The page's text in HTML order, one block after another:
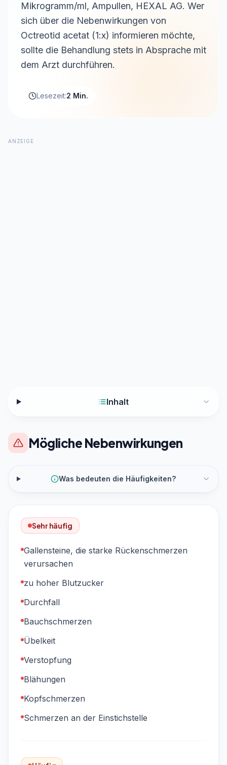
Mikrogramm/ml, Ampullen, HEXAL AG. Wer
sich über die Nebenwirkungen von
Octreotid acetat (1:x) informieren möchte,
sollte die Behandlung stets in Absprache mit
dem Arzt durchführen.
Lesezeit:2 Min.
ANZEIGE
Inhalt
Mögliche Nebenwirkungen
Was bedeuten die Häufigkeiten?
Sehr häufig
Gallensteine, die starke Rückenschmerzen
verursachen
zu hoher Blutzucker
Durchfall
Bauchschmerzen
Übelkeit
Verstopfung
Blähungen
Kopfschmerzen
Schmerzen an der Einstichstelle